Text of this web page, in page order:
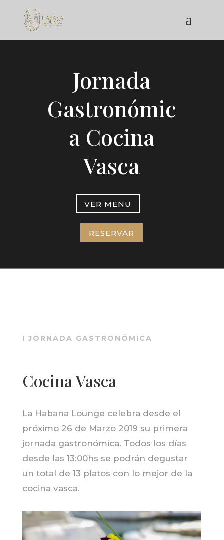
Jornada
Gastronómic
a Cocina
Vasca
VER MENU
RESERVAR
I JORNADA GASTRONÓMICA
Cocina Vasca
La Habana Lounge celebra desde el
próximo 26 de Marzo 2019 su primera
jornada gastronómica. Todos los días
desde las 13:00hs se podrán degustar
un total de 13 platos con lo mejor de la
cocina vasca.